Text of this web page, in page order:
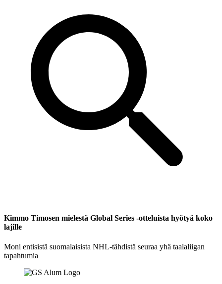
Kimmo Timosen mielestä Global Series -otteluista hyötyä koko
lajille
Moni entisistä suomalaisista NHL-tähdistä seuraa yhä taalaliigan
tapahtumia